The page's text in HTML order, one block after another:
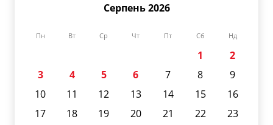
Серпень 2026
Пн Вт Ср Чт Пт Сб Нд
1
2
3
4 5 6 7 8
9
10
11 12 13 14 15
16
17
18 19 20 21 22
23